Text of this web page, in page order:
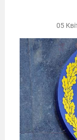
05